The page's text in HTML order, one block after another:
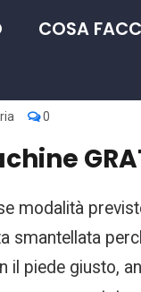
COSA
0
modalità
smantellata
piede giusto,